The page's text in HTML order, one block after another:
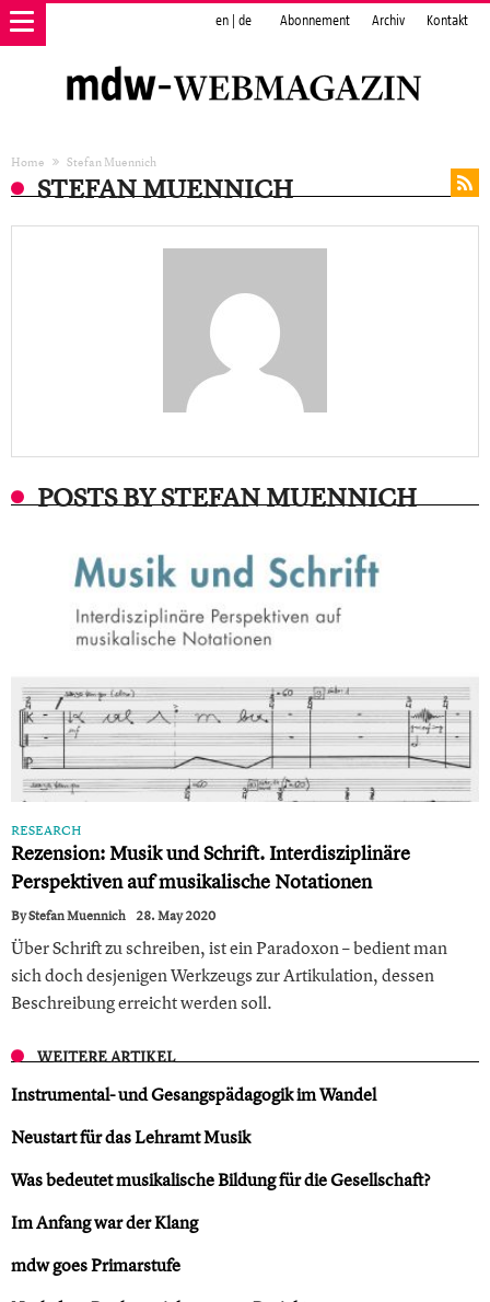
en de Abonnement Archiv Kontakt
Home Stefan Muennich
STEFAN MUENNICH
POSTS BY STEFAN MUENNICH
RESEARCH
Rezension: Musik und Schrift. Interdisziplinäre
Perspektiven auf musikalische Notationen
ByStefan Muennich 28. May 2020
Über Schrift zu schreiben, ist ein Paradoxon – bedient man
sich doch desjenigen Werkzeugs zur Artikulation, dessen
Beschreibung erreicht werden soll.
WEITERE ARTIKEL
Instrumental- und Gesangspädagogik im Wandel
Neustart für das Lehramt Musik
Was bedeutet musikalische Bildung für die Gesellschaft?
Im Anfang war der Klang
mdw goes Primarstufe